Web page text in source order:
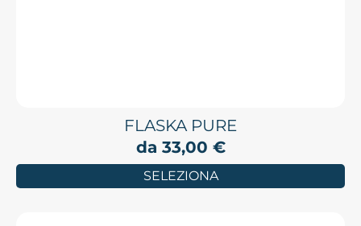
FLASKA PURE
da 33,00 €
SELEZIONA